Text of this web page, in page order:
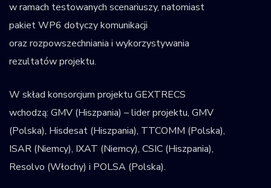
w ramach testowanych scenariuszy, natomiast
pakiet WP6 dotyczy komunikacji
oraz rozpowszechniania i wykorzystywania
rezultatów projektu.
W skład konsorcjum projektu GEXTRECS
wchodzą: GMV (Hiszpania) – lider projektu, GMV
(Polska), Hisdesat (Hiszpania), TTCOMM (Polska),
ISAR (Niemcy), IXAT (Niemcy), CSIC (Hiszpania),
Resolvo (Włochy) i POLSA (Polska).